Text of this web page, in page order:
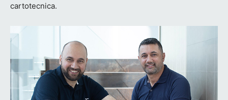
cartotecnica.